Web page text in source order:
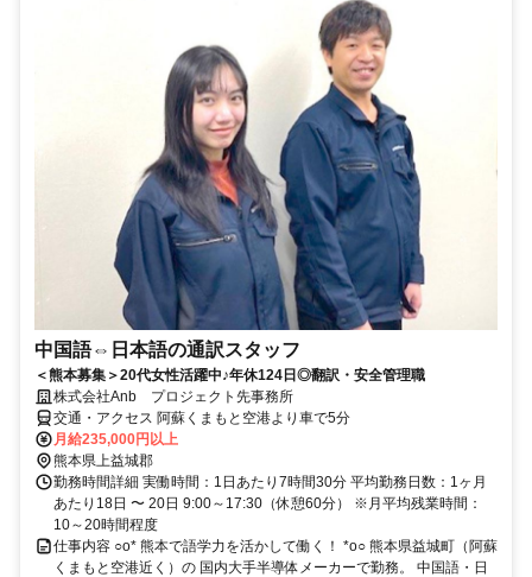
中国語⇔日本語の通訳スタッフ
＜熊本募集＞20代女性活躍中♪年休124日◎翻訳・安全管理職
株式会社Anb プロジェクト先事務所
交通・アクセス 阿蘇くまもと空港より車で5分
月給235,000円以上
熊本県上益城郡
勤務時間詳細 実働時間：1日あたり7時間30分 平均勤務日数：1ヶ月
あたり18日 〜 20日 9:00～17:30（休憩60分） ※月平均残業時間：
10～20時間程度
仕事内容 ○o* 熊本で語学力を活かして働く！ *o○ 熊本県益城町（阿蘇
くまもと空港近く）の 国内大手半導体メーカーで勤務。 中国語・日